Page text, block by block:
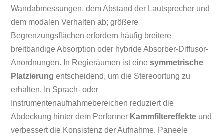
Wandabmessungen, dem Abstand der Lautsprecher und
dem modalen Verhalten ab; größere
Begrenzungsflächen erfordern häufig breitere
breitbandige Absorption oder hybride Absorber-Diffusor-
Anordnungen. In Regieräumen ist einesymmetrische
Platzierung entscheidend, um die Stereoortung zu
erhalten. In Sprach- oder
Instrumentenaufnahmebereichen reduziert die
Abdeckung hinter dem Performer Kammfiltereffekte und
verbessert die Konsistenz der Aufnahme. Paneele